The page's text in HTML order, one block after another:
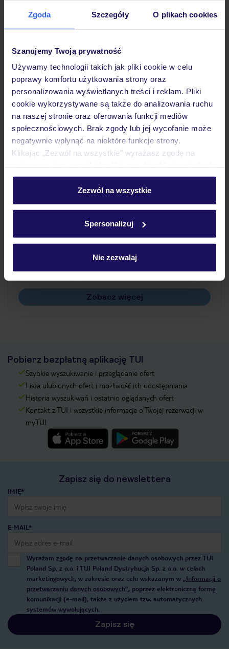
Zgoda Szczegóły O plikach cookies
Szanujemy Twoją prywatność
Używamy technologii takich jak pliki cookie w celu
poprawy komfortu użytkowania strony oraz
personalizowania wyświetlanych treści i reklam. Pliki
cookie wykorzystywane są także do analizowania ruchu
na naszej stronie oraz oferowania funkcji mediów
społecznościowych. Brak zgody lub jej wycofanie może
negatywnie wpłynąć na niektóre funkcje strony.
Klikając „Zezwól na wszystkie” wyrażasz zgodę na
personalizować swój wybór wchodząc w zakładkę
Szczegółowe informacje o plikach cookie znajdziesz
Zezwól na wszystkie
Spersonalizuj
Nie zezwalaj
Hotel
Pokoje
Wyżywienie
Atrakcje
Ważne informacje
Często zadawane pytania
Jak zmienić uczestników/osobę zgłaszającą?
Czy w Hotelu będzie przedstawiciel TUI?
Zobacz więcej
Pobierz bezpłatną aplikację TUI
Szybkie wyszukiwanie i przeglądanie ofert
Lista ulubionych ofert i możliwość ich udostępniania
Historia wyszukiwań i ostatnio oglądanych ofert
Kontakt z TUI i wszystkie informacje o Twojej rezerwacji w
myTUI
Zapisz się do newslettera
IMIĘ*
E-MAIL*
Wyrażam zgodę na przetwarzanie danych osobowych przez TUI
Poland Sp. z o.o. i TUI Poland Dystrybucja Sp. z o.o. w celach
marketingowych, w zakresie oraz celu wskazanym w „Informacji o
przetwarzaniu danych osobowych”, poprzez elektroniczną formę
komunikacji (e-mail), także z użyciem tzw. automatycznych
systemów wywołujących.
Zapisz się